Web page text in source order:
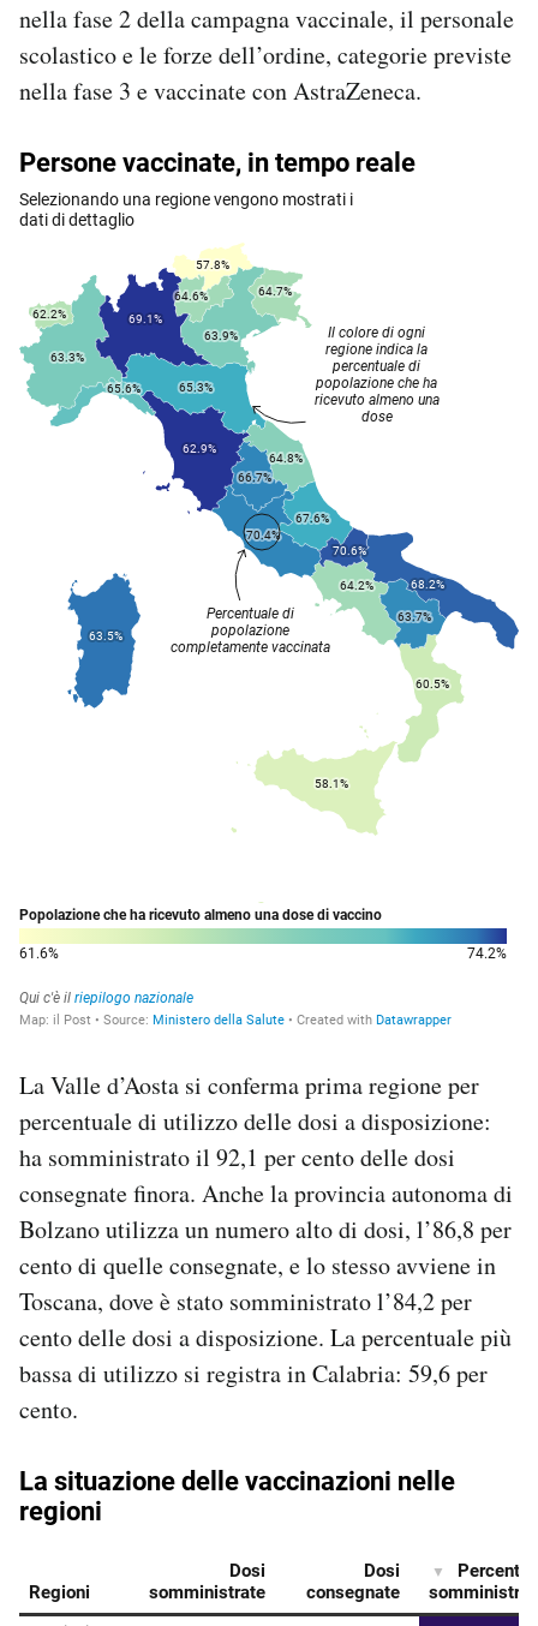
nella fase 2 della campagna vaccinale, il personale
scolastico e le forze dell’ordine, categorie previste
nella fase 3 e vaccinate con AstraZeneca.
La Valle d’Aosta si conferma prima regione per
percentuale di utilizzo delle dosi a disposizione:
ha somministrato il 92,1 per cento delle dosi
consegnate finora. Anche la provincia autonoma di
Bolzano utilizza un numero alto di dosi, l’86,8 per
cento di quelle consegnate, e lo stesso avviene in
Toscana, dove è stato somministrato l’84,2 per
cento delle dosi a disposizione. La percentuale più
bassa di utilizzo si registra in Calabria: 59,6 per
cento.